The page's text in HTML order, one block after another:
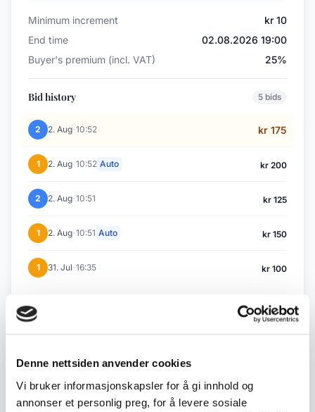
Denne nettsiden anvender cookies
Vi bruker informasjonskapsler for å gi innhold og
annonser et personlig preg, for å levere sosiale
Minimum increment
kr 10
End time
02.08.2026 19:00
Buyer's premium (incl. VAT)
25%
Bid history 5 bids
2 2. Aug·10:52 kr 175
1 2. Aug·10:52 Auto kr 200
2 2. Aug·10:51 kr 125
1 2. Aug·10:51 Auto kr 150
1 31. Jul·16:35 kr 100
#143 #145